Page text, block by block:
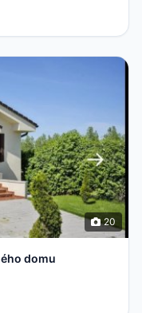
20
domu